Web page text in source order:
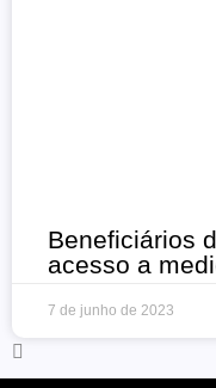
Beneficiários
acesso a
7 de junho de 2023